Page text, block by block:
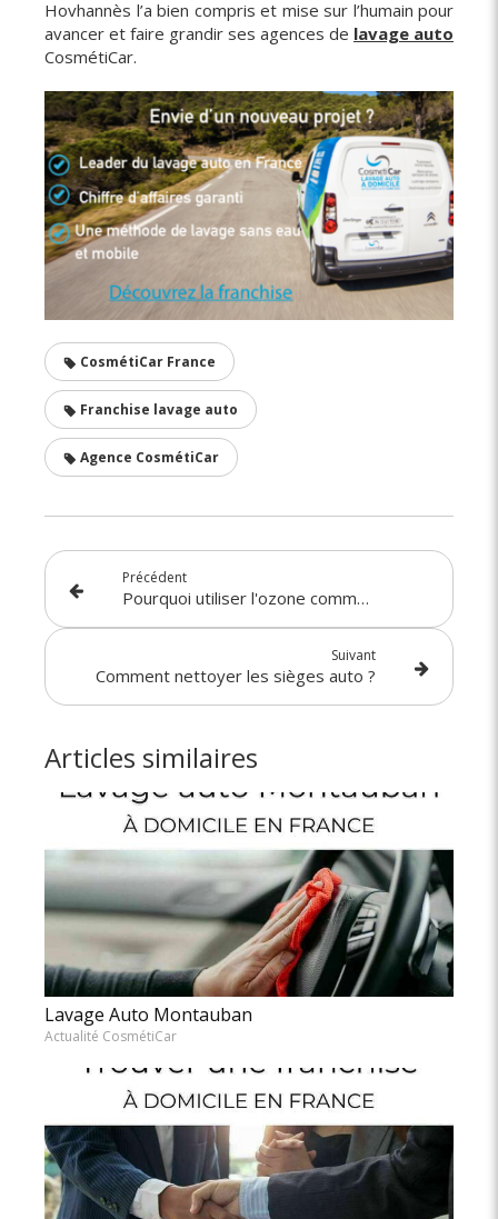
Hovhannès l’a bien compris et mise sur l’humain pour
avancer et faire grandir ses agences de lavage auto
CosmétiCar.
CosmétiCar France
Franchise lavage auto
Agence CosmétiCar
Précédent
Pourquoi utiliser l'ozone comme désinfectant d'habitacle ?
Suivant
Comment nettoyer les sièges auto ?
Articles similaires
Lavage Auto Montauban
Actualité CosmétiCar